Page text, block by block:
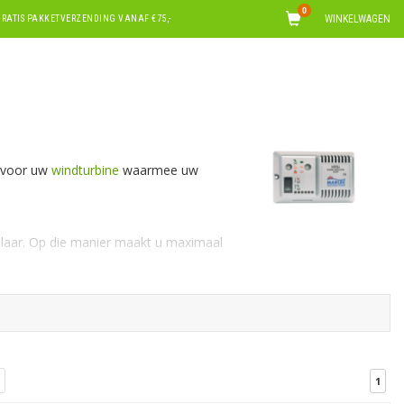
PAKKETVERZENDING VANAF €75,- WINKELWAGEN
0
uw windturbine waarmee uw
Op die manier maakt u maximaal
windgenerator geplaatst
en palenaan.
van een windturbine in uw
1